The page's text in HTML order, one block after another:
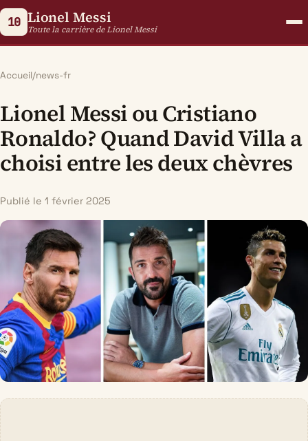
10 Lionel Messi
Toute la carrière de Lionel Messi
Accueil/news-fr
Lionel Messi ou Cristiano
Ronaldo? Quand David Villa a
choisi entre les deux chèvres
Publié le 1 février 2025